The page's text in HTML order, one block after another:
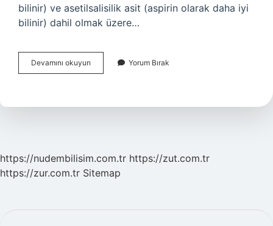
bilinir) ve asetilsalisilik asit (aspirin olarak daha iyi
bilinir) dahil olmak üzere…
Devamını okuyun Asetilsistein
Içinde
Yorum Bırak
https://nudembilisim.com.tr https://zut.com.tr
https://zur.com.tr Sitemap